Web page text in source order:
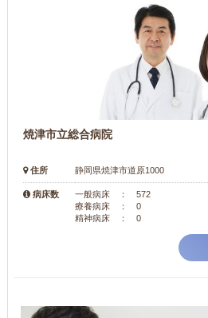
焼津市立総合病院
住所 静岡県焼津市道原1000
病床数
一般病床 ： 572
療養病床 ： 0
精神病床 ： 0